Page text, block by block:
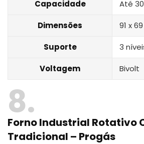
Capacidade Até
Dimensões ‎91 x
Suporte 3
Voltagem Bivolt
8
Forno Industrial Rotativo
Tradicional – Progás